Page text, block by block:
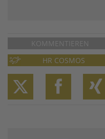
KOMMENTIEREN
HR COSMOS
Twitter